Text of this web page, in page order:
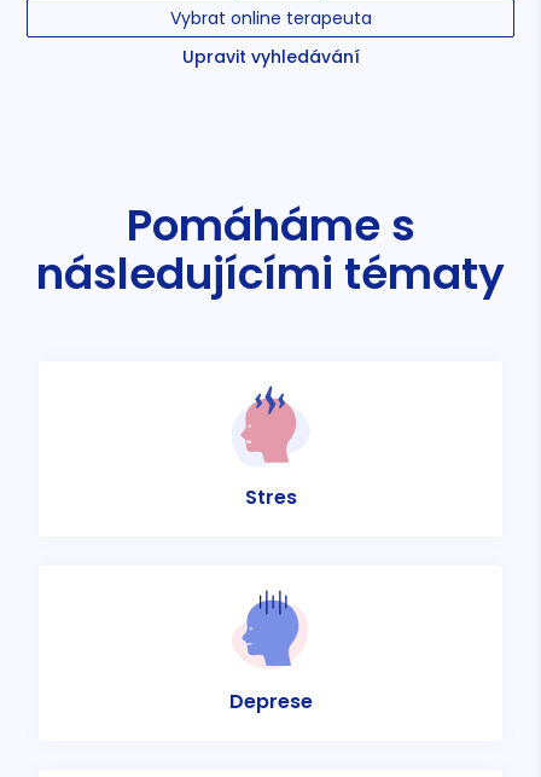
Vybrat online terapeuta
Upravit vyhledávání
Pomáháme s
následujícími tématy
Stres
Deprese